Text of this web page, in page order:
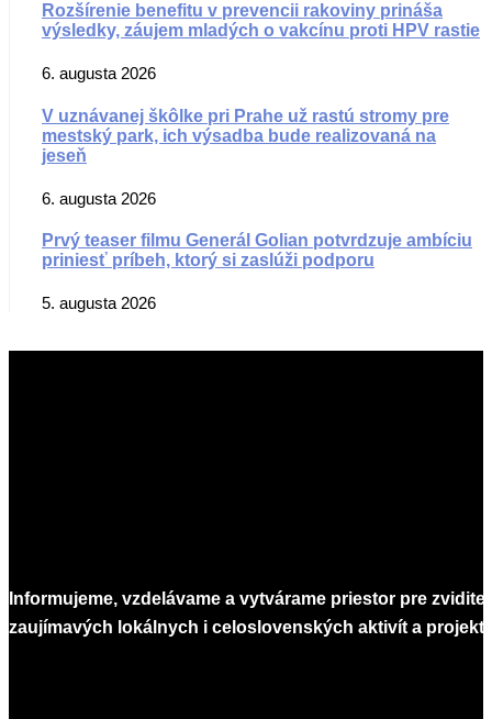
Rozšírenie benefitu v prevencii rakoviny prináša
výsledky, záujem mladých o vakcínu proti HPV rastie
6. augusta 2026
V uznávanej škôlke pri Prahe už rastú stromy pre
mestský park, ich výsadba bude realizovaná na
jeseň
6. augusta 2026
Prvý teaser filmu Generál Golian potvrdzuje ambíciu
priniesť príbeh, ktorý si zaslúži podporu
5. augusta 2026
Informujeme, vzdelávame a vytvárame priestor pre
zaujímavých lokálnych i celoslovenských aktivít a